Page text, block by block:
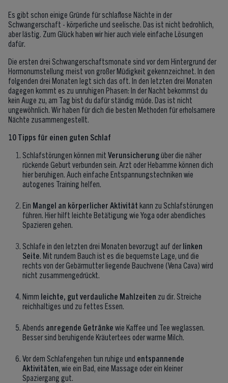
Es gibt schon einige Gründe für schlaflose Nächte in der
Schwangerschaft - körperliche und seelische. Das ist nicht bedrohlich,
aber lästig. Zum Glück haben wir hier auch viele einfache Lösungen
dafür.
Die ersten drei Schwangerschaftsmonate sind vor dem Hintergrund der
Hormonumstellung meist von großer Müdigkeit gekennzeichnet. In den
folgenden drei Monaten legt sich das oft. In den letzten drei Monaten
dagegen kommt es zu unruhigen Phasen: In der Nacht bekommst du
kein Auge zu, am Tag bist du dafür ständig müde. Das ist nicht
ungewöhnlich. Wir haben für dich die besten Methoden für erholsamere
Nächte zusammengestellt.
10 Tipps für einen guten Schlaf
Schlafstörungen können mit Verunsicherungüber die näher
rückende Geburt verbunden sein. Arzt oder Hebamme können dich
hier beruhigen. Auch einfache Entspannungstechniken wie
autogenes Training helfen.
Ein Mangel an körperlicher Aktivität kann zu Schlafstörungen
führen. Hier hilft leichte Betätigung wie Yoga oder abendliches
Spazieren gehen.
Schlafe in den letzten drei Monaten bevorzugt auf derlinken
Seite . Mit rundem Bauch ist es die bequemste Lage, und die
rechts von der Gebärmutter liegende Bauchvene (Vena Cava) wird
nicht zusammengedrückt.
Nimm leichte, gut verdauliche Mahlzeiten zu dir. Streiche
reichhaltiges und zu fettes Essen.
Abends anregende Getränke wie Kaffee und Tee weglassen.
Besser sind beruhigende Kräutertees oder warme Milch.
Vor dem Schlafengehen tun ruhige und entspannende
Aktivitäten , wie ein Bad, eine Massage oder ein kleiner
Spaziergang gut.